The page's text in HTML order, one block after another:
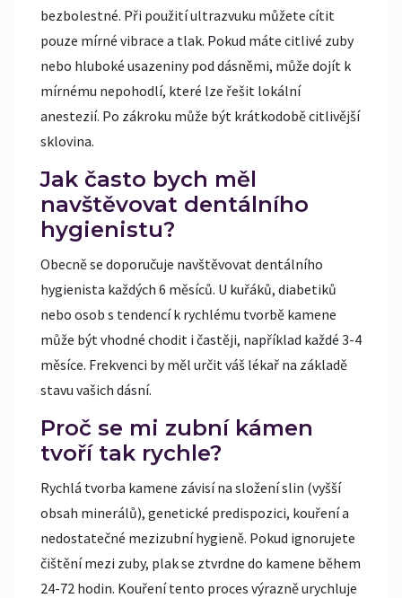
bezbolestné. Při použití ultrazvuku můžete cítit
pouze mírné vibrace a tlak. Pokud máte citlivé zuby
nebo hluboké usazeniny pod dásněmi, může dojít k
mírnému nepohodlí, které lze řešit lokální
anestezií. Po zákroku může být krátkodobě citlivější
sklovina.
Jak často bych měl
navštěvovat dentálního
hygienistu?
Obecně se doporučuje navštěvovat dentálního
hygienista každých 6 měsíců. U kuřáků, diabetiků
nebo osob s tendencí k rychlému tvorbě kamene
může být vhodné chodit i častěji, například každé 3-4
měsíce. Frekvenci by měl určit váš lékař na základě
stavu vašich dásní.
Proč se mi zubní kámen
tvoří tak rychle?
Rychlá tvorba kamene závisí na složení slin (vyšší
obsah minerálů), genetické predispozici, kouření a
nedostatečné mezizubní hygieně. Pokud ignorujete
čištění mezi zuby, plak se ztvrdne do kamene během
24-72 hodin. Kouření tento proces výrazně urychluje